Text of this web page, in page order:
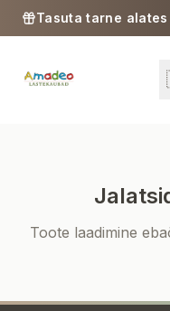
Skip to content
Tasuta tarne
Toote laadimine